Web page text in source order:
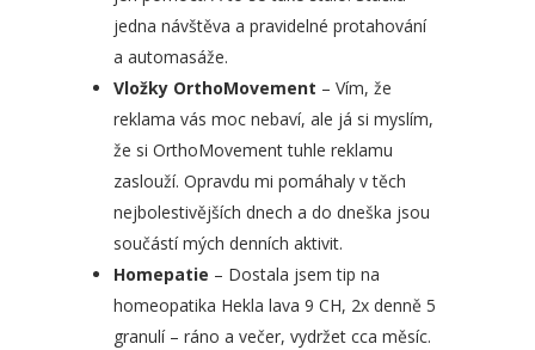
jedna návštěva a pravidelné protahování
a automasáže.
Vložky OrthoMovement – Vím, že
reklama vás moc nebaví, ale já si myslím,
že si OrthoMovement tuhle reklamu
zaslouží. Opravdu mi pomáhaly v těch
nejbolestivějších dnech a do dneška jsou
součástí mých denních aktivit.
Homepatie – Dostala jsem tip na
homeopatika Hekla lava 9 CH, 2x denně 5
granulí – ráno a večer, vydržet cca měsíc.